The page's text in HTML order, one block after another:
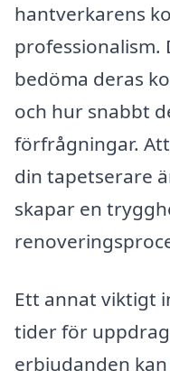
hantverkarens
bedöma deras
och hur snabbt
förfrågningar.
din tapetserare
skapar en
Ett annat viktigt
tider för
erbjudanden